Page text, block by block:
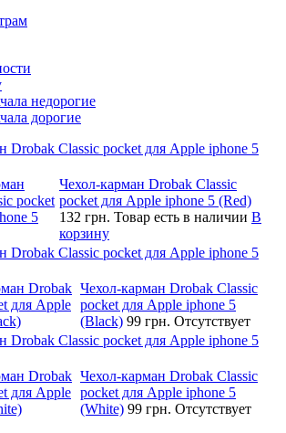
недорогие
дорогие
Drobak Classic pocket для Apple iphone 5
Чехол-карман Drobak Classic
pocket для Apple iphone 5 (Red)
132 грн. Товар есть в наличии В
корзину
Drobak Classic pocket для Apple iphone 5
Чехол-карман Drobak Classic
pocket для Apple iphone 5
(Black) 99 грн. Отсутствует
Drobak Classic pocket для Apple iphone 5
Чехол-карман Drobak Classic
pocket для Apple iphone 5
(White) 99 грн. Отсутствует